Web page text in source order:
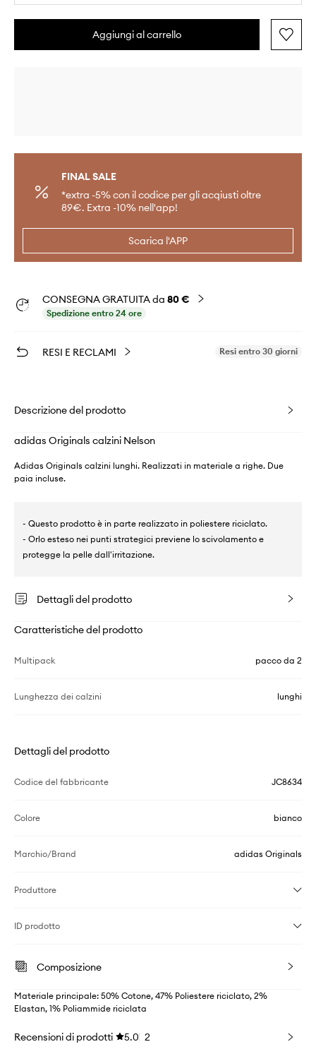
Aggiungi al carrello
FINAL SALE
*extra -5% con il codice per gli acqiusti oltre
89€. Extra -10% nell'app!
Scarica l'APP
CONSEGNA GRATUITA da 80 €
Spedizione entro 24 ore
RESI E RECLAMI Resi entro 30 giorni
Descrizione del prodotto
adidas Originals calzini Nelson
Adidas Originals calzini lunghi. Realizzati in materiale a righe. Due
paia incluse.
- Questo prodotto è in parte realizzato in poliestere riciclato.
- Orlo esteso nei punti strategici previene lo scivolamento e
protegge la pelle dall'irritazione.
Dettagli del prodotto
Caratteristiche del prodotto
Multipack pacco da 2
Lunghezza dei calzini lunghi
Dettagli del prodotto
Codice del fabbricante JC8634
Colore bianco
Marchio/Brand adidas Originals
Produttore
ID prodotto
Composizione
Materiale principale: 50% Cotone, 47% Poliestere riciclato, 2%
Elastan, 1% Poliammide riciclata
Recensioni di prodotti 5.0 2